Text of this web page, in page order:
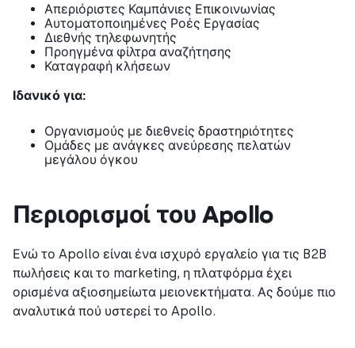
Απεριόριστες Καμπάνιες Επικοινωνίας
Αυτοματοποιημένες Ροές Εργασίας
Διεθνής τηλεφωνητής
Προηγμένα φίλτρα αναζήτησης
Καταγραφή κλήσεων
Ιδανικό για:
Οργανισμούς με διεθνείς δραστηριότητες
Ομάδες με ανάγκες ανεύρεσης πελατών
μεγάλου όγκου
Περιορισμοί του Apollo
Ενώ το Apollo είναι ένα ισχυρό εργαλείο για τις B2B
πωλήσεις και το marketing, η πλατφόρμα έχει
ορισμένα αξιοσημείωτα μειονεκτήματα. Ας δούμε πιο
αναλυτικά πού υστερεί το Apollo.